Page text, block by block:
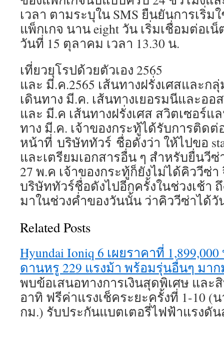
เวลา ตามระบุใน SMS ยืนยันการเริ่ม
แพ็กเกจ นาน eight วัน เริ่มเชื่อมต่อ
วันที่ 15 ตุลาคม เวลา 13.30 น.
เที่ยวยุโรปด้วยตัวเอง 2565
และ มี.ค.2565 เส้นทางฝรั่งเศสและก
เดินทาง มี.ค. เส้นทางเยอรมนีและออ
และ มี.ค เส้นทางฝรั่งเศส สวิตเซอร์
ทาง มี.ค. เจ้าของกระทู้ได้รับการติดต่
หน้าที่ บริษัททัวร์ ชื่อดังว่า ให้ไปขอ
และเตรียมเอกสารอื่น ๆ สำหรับยื่นวี
27 พ.ค เจ้าของกระทู้ก็ยังไม่ได้คิววีซ่
บริษัททัวร์ชื่อดังไปอีกครั้งในช่วงเช้า
มาในช่วงค่ำของวันนั้น ว่าคิววีซ่าได้วั
Related Posts
Hyundai Ioniq 6 เผยราคาที่
ดานหรู 229 แรงม้า พร้อมรุ่นอื่นๆ มา
พบข้อเสนอทางการเงินสุดพิเศษ และ
อาทิ ฟรีค่าแรงเช็คระยะครั้งที่ 1-10 (น
กม.) รับประกันแบตเตอรี่ไฟฟ้าแรงดัน